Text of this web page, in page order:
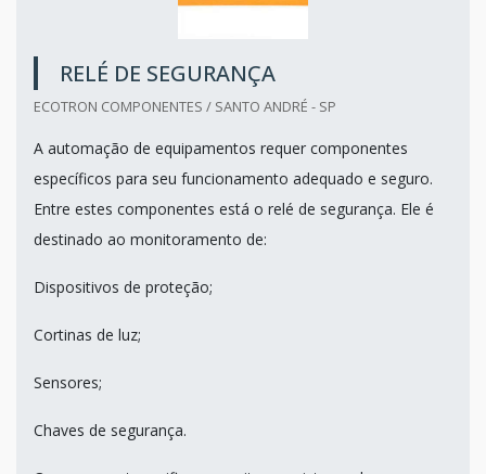
RELÉ DE SEGURANÇA
ECOTRON COMPONENTES / SANTO ANDRÉ - SP
A automação de equipamentos requer componentes
específicos para seu funcionamento adequado e seguro.
Entre estes componentes está o relé de segurança. Ele é
destinado ao monitoramento de:
Dispositivos de proteção;
Cortinas de luz;
Sensores;
Chaves de segurança.